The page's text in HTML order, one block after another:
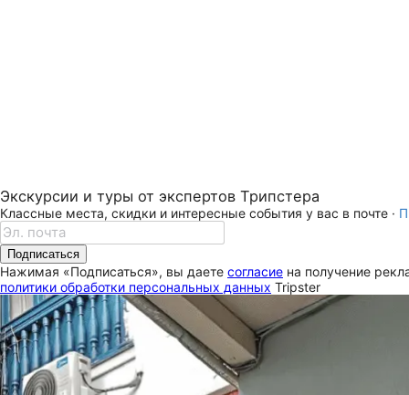
Экскурсии и туры от экспертов Трипстера
Классные места, скидки и интересные события у вас в почте ·
Подписаться
Нажимая «Подписаться», вы даете согласие на получение
политики обработки персональных данных Tripster